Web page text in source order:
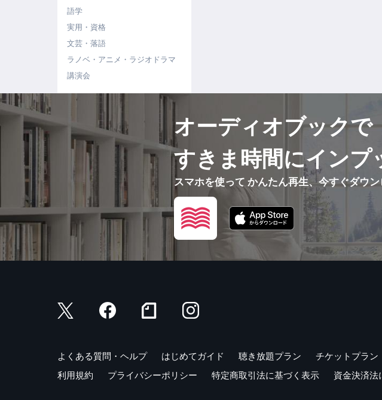
語学
実用・資格
文芸・落語
ラノベ・アニメ・ラジオドラマ
講演会
オーディオブックで
すきま時間にインプ
スマホを使って かんたん再生、今すぐダウン
よくある質問・ヘルプ はじめてガイド 聴き放題プラン チケットプラン
利用規約
プライバシーポリシー 特定商取引法に基づく表示 資金決済法